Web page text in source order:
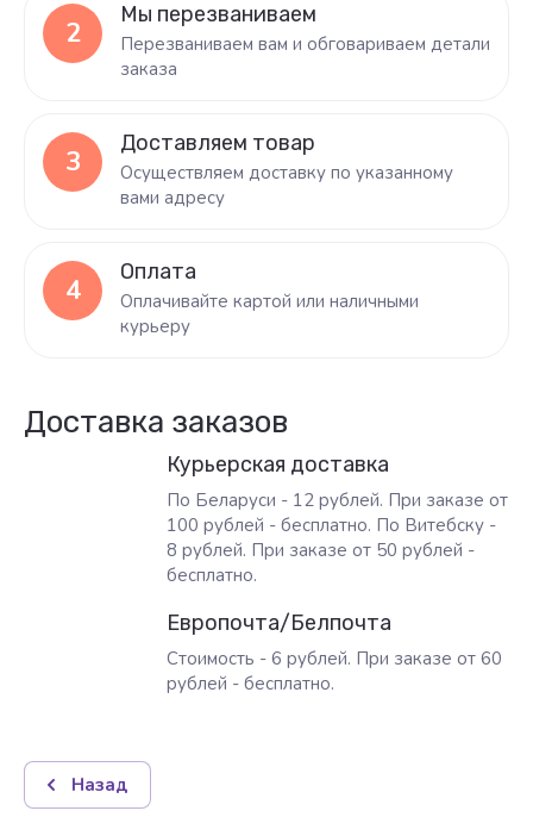
2
Мы перезваниваем
Перезваниваем вам и обговариваем детали
заказа
3
Доставляем товар
Осуществляем доставку по указанному
вами адресу
4
Оплата
Оплачивайте картой или наличными
курьеру
Доставка заказов
Курьерская доставка
По Беларуси - 12 рублей. При заказе от
100 рублей - бесплатно. По Витебску -
8 рублей. При заказе от 50 рублей -
бесплатно.
Европочта/Белпочта
Стоимость - 6 рублей. При заказе от 60
рублей - бесплатно.
Назад